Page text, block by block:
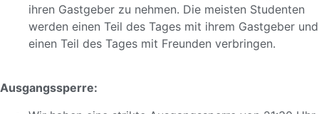
ihren Gastgeber zu nehmen. Die meisten Studenten
werden einen Teil des Tages mit ihrem Gastgeber und
einen Teil des Tages mit Freunden verbringen.
Ausgangssperre: